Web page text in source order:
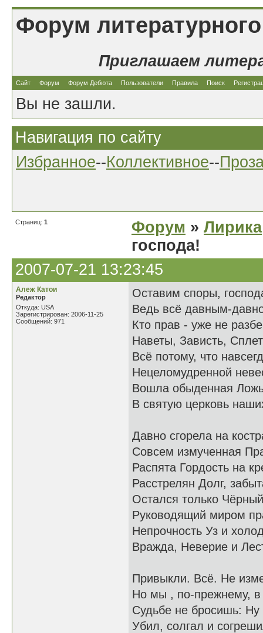
Форум
Приглашаем
Сайт Форум Форум Дебюта Пользователи Правила Поиск
Вы не зашли.
Навигация по сайту
Избранное--Коллективное--
Страниц: 1 Форум » Лирика
господа!
2007-07-21 13:23:45
Алеж Катои
Редактор
Откуда: USA
Зарегистрирован: 2006-11-25
Сообщений: 971
Оставим споры,
Ведь всё давным-
Кто прав - уже не
Наветы, Зависть,
Всё потому, что
Нецеломудренной
Вошла обыденная
В святую церковь
Давно сгорела на
Совсем измученная
Распята Гордость на
Расстрелян Долг,
Остался только
Руководящий миром
Непрочность Уз и
Вражда, Неверие и
Привыкли. Всё. Не
Но мы , по-прежнему, в
Судьбе не бросишь: Ну
Убил, солгал и